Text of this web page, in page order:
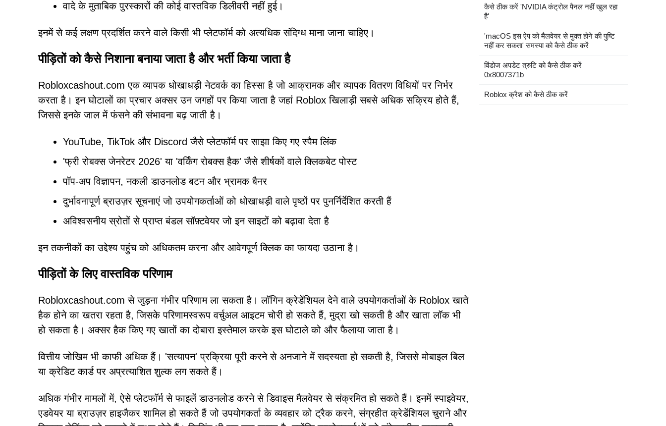
वादे के मुताबिक पुरस्कारों की कोई वास्तविक डिलीवरी नहीं हुई।
इनमें से कई लक्षण प्रदर्शित करने वाले किसी भी प्लेटफॉर्म को अत्यधिक संदिग्ध माना जाना चाहिए।
पीड़ितों को कैसे निशाना बनाया जाता है और भर्ती किया जाता है
Robloxcashout.com एक व्यापक धोखाधड़ी नेटवर्क का हिस्सा है जो आक्रामक और व्यापक वितरण विधियों पर निर्भर
करता है। इन घोटालों का प्रचार अक्सर उन जगहों पर किया जाता है जहां Roblox खिलाड़ी सबसे अधिक सक्रिय होते हैं,
जिससे इनके जाल में फंसने की संभावना बढ़ जाती है।
YouTube, TikTok और Discord जैसे प्लेटफॉर्म पर साझा किए गए स्पैम लिंक
'फ्री रोबक्स जेनरेटर 2026' या 'वर्किंग रोबक्स हैक' जैसे शीर्षकों वाले क्लिकबेट पोस्ट
पॉप-अप विज्ञापन, नकली डाउनलोड बटन और भ्रामक बैनर
दुर्भावनापूर्ण ब्राउज़र सूचनाएं जो उपयोगकर्ताओं को धोखाधड़ी वाले पृष्ठों पर पुनर्निर्देशित करती हैं
अविश्वसनीय स्रोतों से प्राप्त बंडल सॉफ़्टवेयर जो इन साइटों को बढ़ावा देता है
इन तकनीकों का उद्देश्य पहुंच को अधिकतम करना और आवेगपूर्ण क्लिक का फायदा उठाना है।
पीड़ितों के लिए वास्तविक परिणाम
Robloxcashout.com से जुड़ना गंभीर परिणाम ला सकता है। लॉगिन क्रेडेंशियल देने वाले उपयोगकर्ताओं के Roblox खाते
हैक होने का खतरा रहता है, जिसके परिणामस्वरूप वर्चुअल आइटम चोरी हो सकते हैं, मुद्रा खो सकती है और खाता लॉक भी
हो सकता है। अक्सर हैक किए गए खातों का दोबारा इस्तेमाल करके इस घोटाले को और फैलाया जाता है।
वित्तीय जोखिम भी काफी अधिक हैं। 'सत्यापन' प्रक्रिया पूरी करने से अनजाने में सदस्यता हो सकती है, जिससे मोबाइल बिल
या क्रेडिट कार्ड पर अप्रत्याशित शुल्क लग सकते हैं।
अधिक गंभीर मामलों में, ऐसे प्लेटफॉर्म से फाइलें डाउनलोड करने से डिवाइस मैलवेयर से संक्रमित हो सकते हैं। इनमें स्पाइवेयर,
एडवेयर या ब्राउज़र हाइजैकर शामिल हो सकते हैं जो उपयोगकर्ता के व्यवहार को ट्रैक करने, संग्रहीत क्रेडेंशियल चुराने और
कैसे ठीक करें 'NVIDIA कंट्रोल पैनल नहीं खुल रहा
है'
'macOS इस ऐप को मैलवेयर से मुक्त होने की पुष्टि
नहीं कर सकता' समस्या को कैसे ठीक करें
विंडोज अपडेट त्रुटि को कैसे ठीक करें
0x8007371b
Roblox क्रैश को कैसे ठीक करें